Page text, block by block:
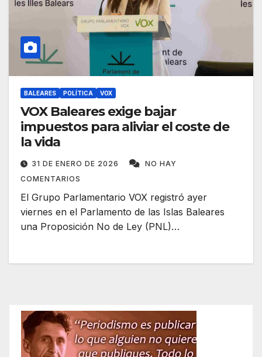
BALEARES POLÍTICA VOX
VOX Baleares exige bajar
impuestos para aliviar el coste de
la vida
31 DE ENERO DE 2026
NO HAY
COMENTARIOS
El Grupo Parlamentario VOX registró ayer
viernes en el Parlamento de las Islas Baleares
una Proposición No de Ley (PNL)…